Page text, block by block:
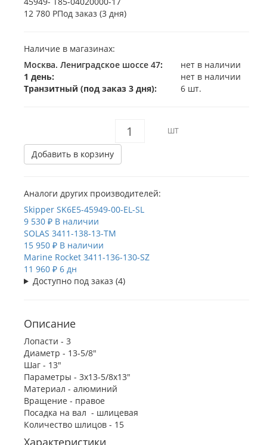
12 780 РПод заказ (3 дня)
Наличие в магазинах:
Москва. Лениградское шоссе 47:
нет в наличии
1 день:
нет в наличии
Транзитный (под заказ 3 дня):
6 шт.
ШТ
Добавить в корзину
Аналоги других производителей:
Skipper SK6E5-45949-00-EL-SL
9 530 ₽ В наличии
SOLAS 3411-138-13-TM
15 950 ₽ В наличии
Marine Rocket 3411-136-130-SZ
11 960 ₽ 6 дн
Доступно под заказ (4)
Описание
Лопасти - 3
Диаметр - 13-5/8"
Шаг - 13"
Параметры - 3х13-5/8х13"
Материал - алюминий
Вращение - правое
Посадка на вал - шлицевая
Количество шлицов - 15
Характеристики